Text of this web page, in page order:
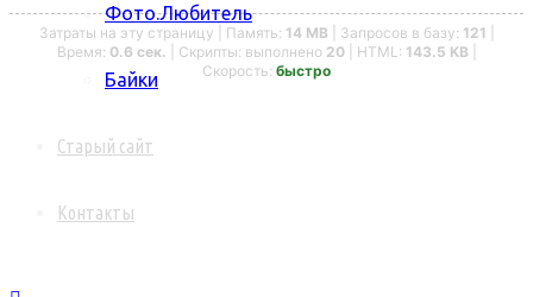
Фото.Любитель
Байки
Старый сайт
Контакты
Затраты на эту страницу | Память: 14 MB | Запросов в базу: 121
Время: 0.6 сек. | Скрипты: выполнено 20| HTML: 143.5 KB
Скорость: быстро